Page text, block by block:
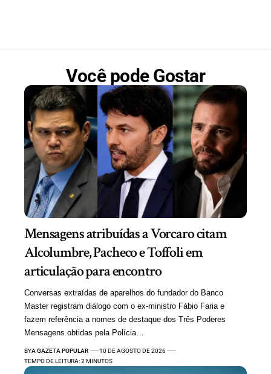
Você pode Gostar
Mensagens atribuídas a Vorcaro citam
Alcolumbre, Pacheco e Toffoli em
articulação para encontro
Conversas extraídas de aparelhos do fundador do Banco
Master registram diálogo com o ex-ministro Fábio Faria e
fazem referência a nomes de destaque dos Três Poderes
Mensagens obtidas pela Polícia…
BYA GAZETA POPULAR
10 DE AGOSTO DE 2026
TEMPO DE LEITURA: 2 MINUTOS